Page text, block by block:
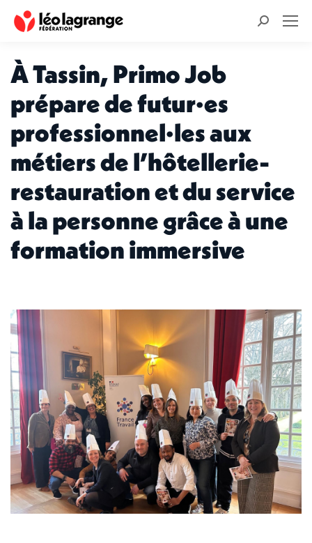
Recherche
À Tassin, Primo Job
prépare de futur·es
professionnel·les aux
métiers de l’hôtellerie-
restauration et du service
à la personne grâce à une
formation immersive